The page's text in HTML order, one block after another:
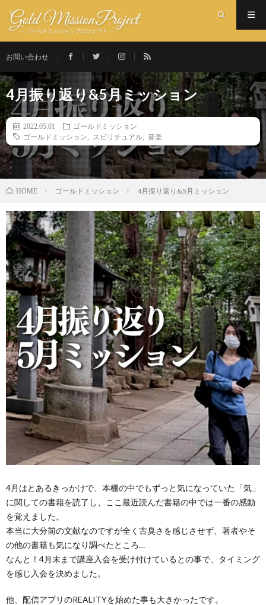
お問い合わせ
4月振り返り&5月ミッション
2022.05.01
ゴールドミッション
ゴールドミッション
スピリチュアル 音楽
HOME ゴールドミッション 4月振り返り&5月ミッション
4月はとあるきっかけで、本棚の中でもずっと気になっていた「気」
に関しての書籍を読了し、ここ最近読んだ書籍の中では一番の感動
を覚えました。
本当に大分前の文献なのですが全く古臭さを感じさせず、著者やそ
の他の書籍も気になり調べたところ…
なんと！4月末まで講座入会を受け付けているとの事で、タイミング
を感じ入会を決めました。
他、配信アプリのREALITYを始めた事も大きかったです。